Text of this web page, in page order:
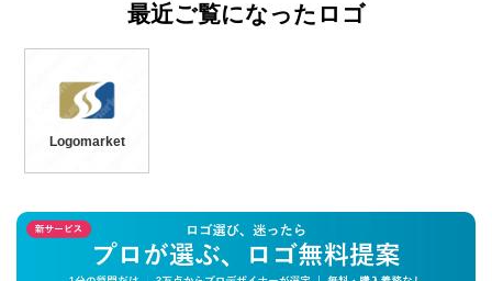
最近ご覧になったロゴ
Logomarket